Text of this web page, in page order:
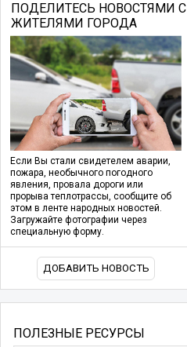
ПОДЕЛИТЕСЬ НОВОСТЯМИ С
ЖИТЕЛЯМИ ГОРОДА
Если Вы стали свидетелем аварии,
пожара, необычного погодного
явления, провала дороги или
прорыва теплотрассы, сообщите об
этом в ленте народных новостей.
Загружайте фотографии через
специальную форму.
ДОБАВИТЬ НОВОСТЬ
ПОЛЕЗНЫЕ РЕСУРСЫ